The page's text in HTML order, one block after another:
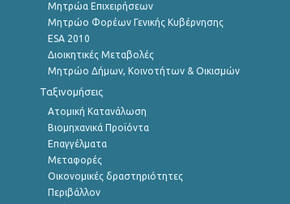
Μητρώα Επιχειρήσεων
Μητρώο Φορέων Γενικής Κυβέρνησης
ESA 2010
Διοικητικές Μεταβολές
Μητρώο Δήμων, Κοινοτήτων & Οικισμών
Ταξινομήσεις
Ατομική Κατανάλωση
Βιομηχανικά Προϊόντα
Επαγγέλματα
Μεταφορές
Οικονομικές δραστηριότητες
Περιβάλλον